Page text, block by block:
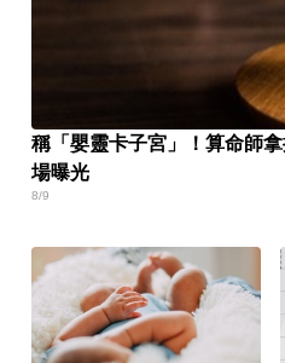
稱「嬰靈卡子宮」！算命師
場曝光
8/9